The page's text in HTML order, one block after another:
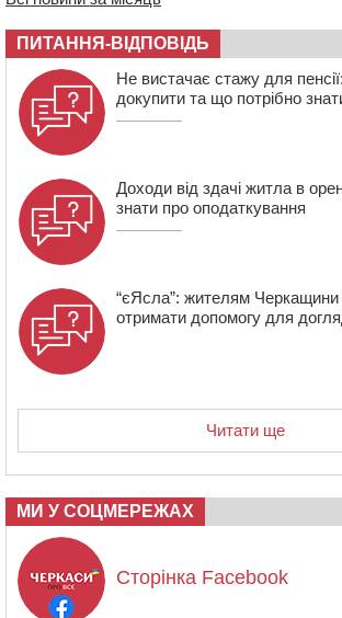
12:50 Внаслідок падіння вертольота
захисник зі Сміли
12:15 У центрі Черкас не поділили дорогу
ПИТАННЯ-ВІДПОВІДЬ
Не вистачає стажу для
докупити та що потрібно
Доходи від здачі житла в
знати про оподаткування
“єЯсла”: жителям Черкащини
отримати допомогу для
Читати ще
МИ У СОЦМЕРЕЖАХ
Сторінка Facebook